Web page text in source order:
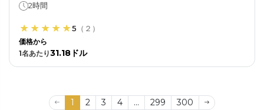
2時間
5 （ ２ ）
価格から
1名あたり31.18ドル
1 2 3 4 ... 299 300